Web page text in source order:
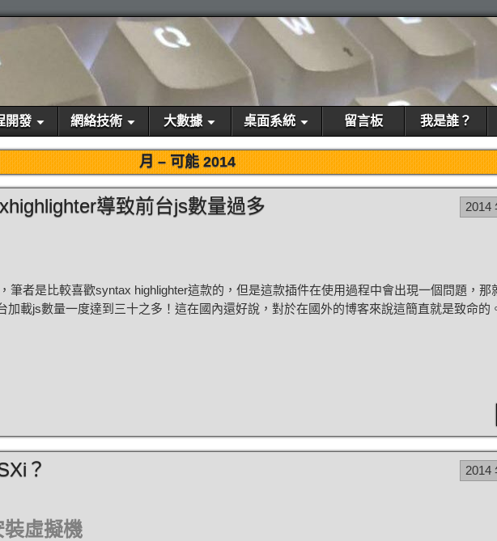
開發 網絡技術 大數據 桌面系統 留言板 我是誰？
月 –可能 2014
導致前台js數量過多
2014
筆者是比較喜歡syntax highlighter這款的，但是這款插件在使用過程中會出現一個問題，那
加載js數量一度達到三十之多！這在國內還好說，對於在國外的博客來說這簡直就是致命的
？
2014
虛擬機